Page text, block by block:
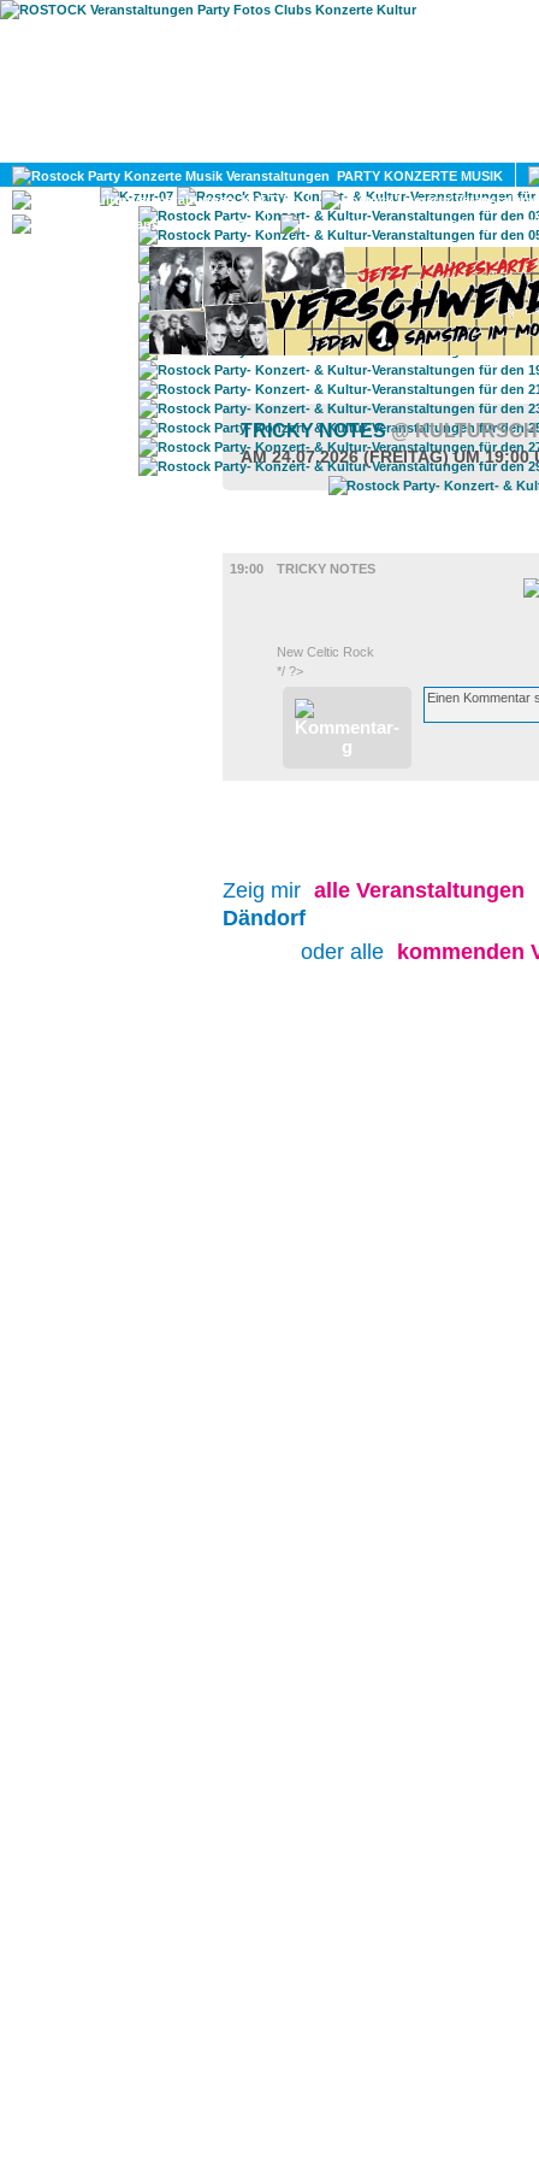
PARTY KONZERTE MUSIK
KULTUR
GAY
TRICKY NOTES@
AM 24.07.2026 (FREITAG) UM 19:00
19:00
TRICKY NOTES
New Celtic Rock
*/ ?>
Zeig mir alle Veranstaltungen
Dändorf
oder alle
kommenden